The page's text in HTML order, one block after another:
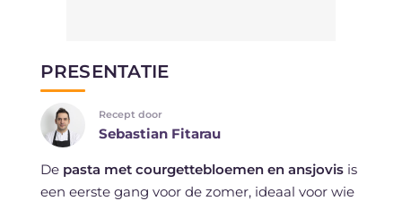
PRESENTATIE
Recept door
Sebastian Fitarau
De pasta met courgettebloemen en ansjovisis
een eerste gang voor de zomer, ideaal voor wie